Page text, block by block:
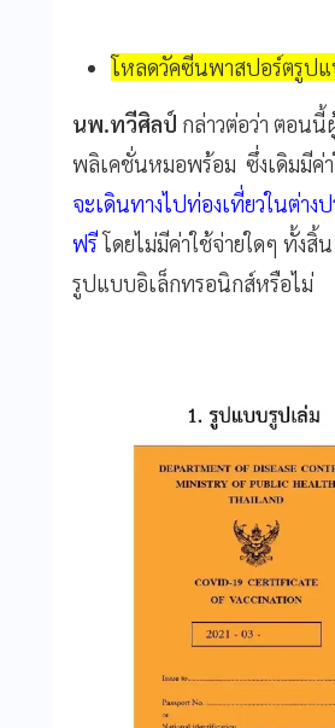
โหลดวัคซีนพาสปอร์ตรูป
นพ.ทวีศิลป์ กล่าวต่อว่า ตอน
พลิเคชั่นหมอพร้อม ซึ่งเดิมมีค่า
จะเดินทางไปท่องเที่ยวในต่า
ฟรีโดยไม่มีค่าใช้จ่ายใดๆ ทั้งสิ้
รูปแบบอิเล็กทรอนิกส์หรือไม่